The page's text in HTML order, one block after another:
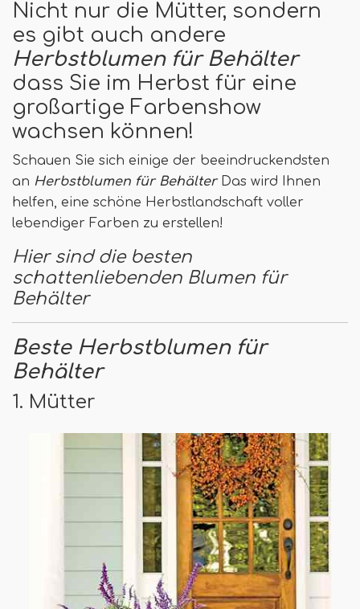
Nicht nur die Mütter, sondern
es gibt auch andere
Herbstblumen für Behälter
dass Sie im Herbst für eine
großartige Farbenshow
wachsen können!
Schauen Sie sich einige der beeindruckendsten
an Herbstblumen für Behälter Das wird Ihnen
helfen, eine schöne Herbstlandschaft voller
lebendiger Farben zu erstellen!
Hier sind die besten
schattenliebenden Blumen für
Behälter
Beste Herbstblumen für
Behälter
1. Mütter